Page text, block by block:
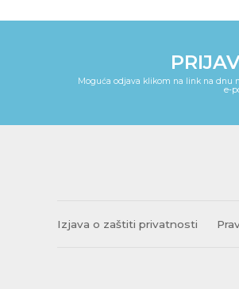
Moguća odjava klikom na link na dnu
e-
Izjava o zaštiti privatnosti